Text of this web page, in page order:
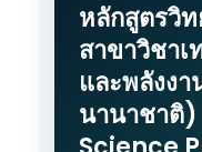
หลักสูตรวิ
สาขาวิชาเ
และพลังง
นานาชาติ